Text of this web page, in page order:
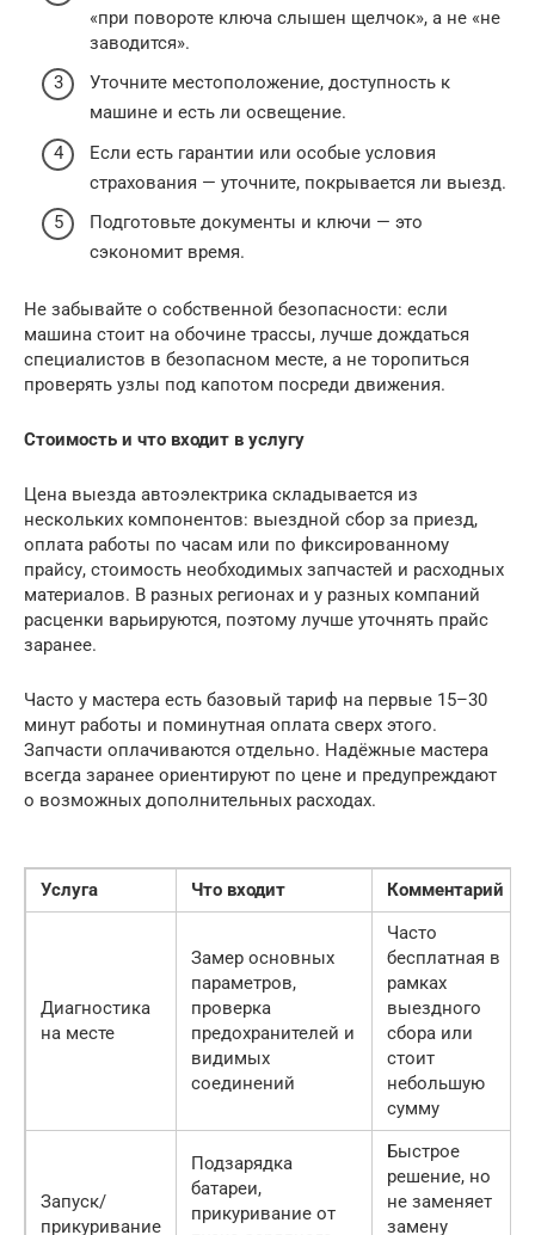
«при повороте ключа слышен щелчок», а не «не
заводится».
Уточните местоположение, доступность к
машине и есть ли освещение.
Если есть гарантии или особые условия
страхования — уточните, покрывается ли выезд.
Подготовьте документы и ключи — это
сэкономит время.
Не забывайте о собственной безопасности: если
машина стоит на обочине трассы, лучше дождаться
специалистов в безопасном месте, а не торопиться
проверять узлы под капотом посреди движения.
Стоимость и что входит в услугу
Цена выезда автоэлектрика складывается из
нескольких компонентов: выездной сбор за приезд,
оплата работы по часам или по фиксированному
прайсу, стоимость необходимых запчастей и расходных
материалов. В разных регионах и у разных компаний
расценки варьируются, поэтому лучше уточнять прайс
заранее.
Часто у мастера есть базовый тариф на первые 15–30
минут работы и поминутная оплата сверх этого.
Запчасти оплачиваются отдельно. Надёжные мастера
всегда заранее ориентируют по цене и предупреждают
о возможных дополнительных расходах.
Услуга Что входит Комментарий
Диагностика
на месте
Замер основных
параметров,
проверка
предохранителей и
видимых
соединений
Часто
бесплатная в
рамках
выездного
сбора или
стоит
небольшую
сумму
Запуск/
прикуривание
Подзарядка
батареи,
прикуривание от
Быстрое
решение, но
не заменяет
замену